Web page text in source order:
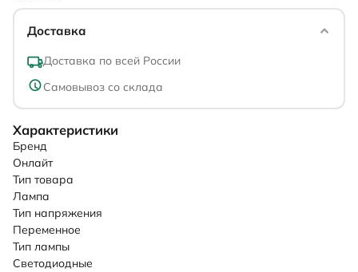
Доставка
Доставка по всей России
Самовывоз со склада
Характеристики
Бренд
Онлайт
Тип товара
Лампа
Тип напряжения
Переменное
Тип лампы
Светодиодные